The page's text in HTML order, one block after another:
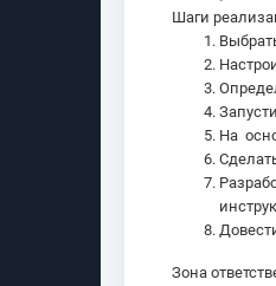
Шаги
На
Зона